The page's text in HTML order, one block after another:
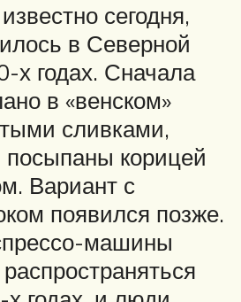
сегодня,
в Северной
х годах. Сначала
в «венском»
сливками,
корицей
Вариант с
появился позже.
машины